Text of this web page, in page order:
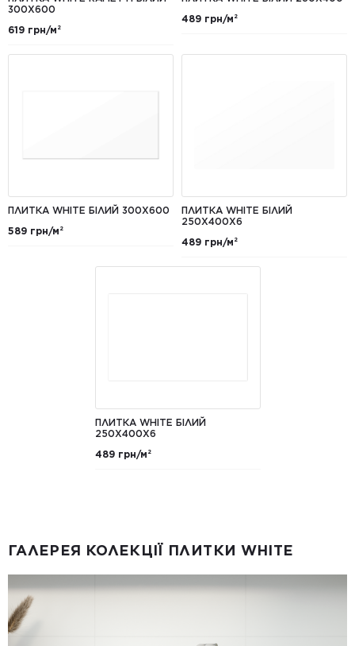
300Х600
619 грн/м²
489 грн/м²
ПЛИТКА WHITE БІЛИЙ 300Х600
589 грн/м²
ПЛИТКА WHITE БІЛИЙ
250Х400Х6
489 грн/м²
ПЛИТКА WHITE БІЛИЙ
250Х400Х6
489 грн/м²
ГАЛЕРЕЯ КОЛЕКЦІЇ ПЛИТКИ WHITE